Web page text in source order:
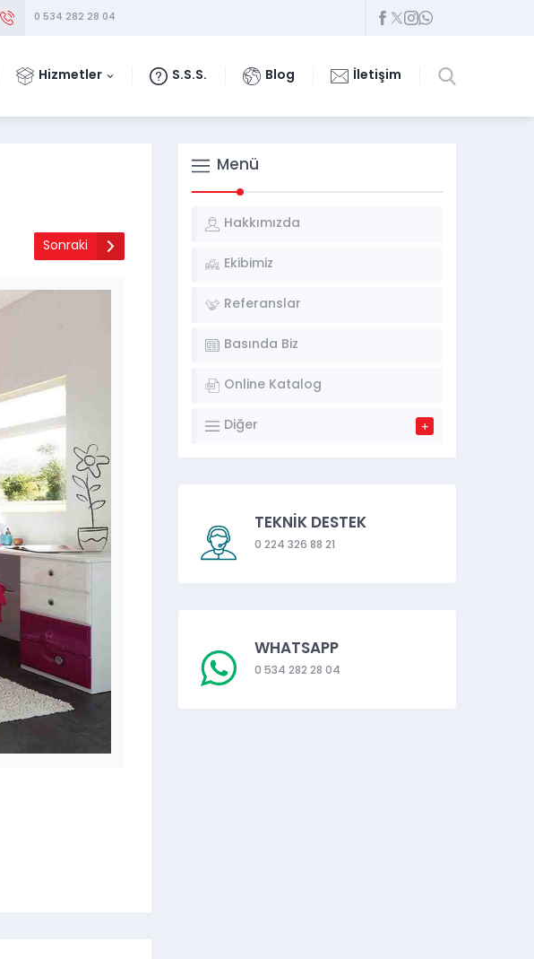
0 534 282 28 04
Hizmetler S.S.S. Blog İletişim
Sonraki
Menü
Hakkımızda
Ekibimiz
Referanslar
Basında Biz
Online Katalog
Diğer
TEKNİK DESTEK
0 224 326 88 21
WHATSAPP
0 534 282 28 04